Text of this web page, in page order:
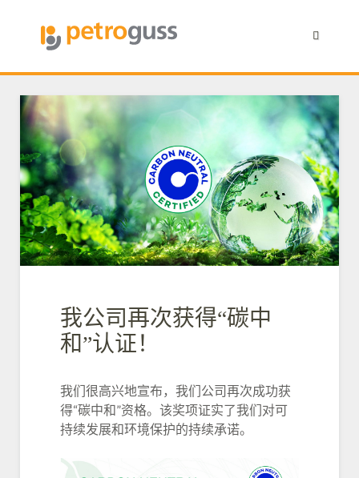
我公司再次获得“碳中
和”认证！
我们很高兴地宣布，我们公司再次成功获
得“碳中和”资格。 该奖项证实了我们对可
持续发展和环境保护的持续承诺。